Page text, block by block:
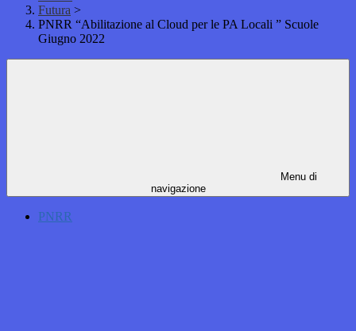
Futura >
PNRR “Abilitazione al Cloud per le PA Locali ” Scuole
Giugno 2022
Menu di
navigazione
PNRR